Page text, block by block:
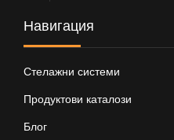
Навигация
Стелажни системи
Продуктови каталози
Блог